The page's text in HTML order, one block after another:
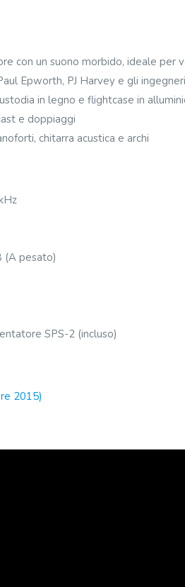
con un suono morbido, ideale per
Epworth, PJ Harvey e gli
in legno e flightcase in
e doppiaggi
chitarra acustica e archi
(A pesato)
SPS-2 (incluso)
2015)